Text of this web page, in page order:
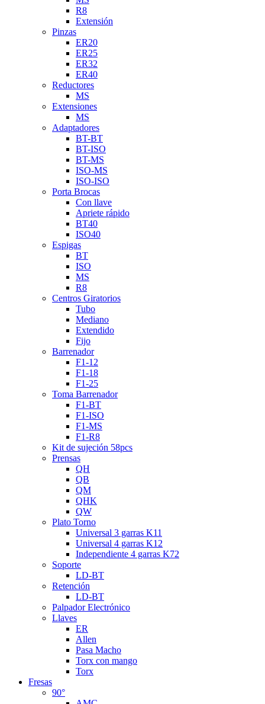
R8
Extensión
Pinzas
ER20
ER25
ER32
ER40
Reductores
MS
Extensiones
MS
Adaptadores
BT-BT
BT-ISO
BT-MS
ISO-MS
ISO-ISO
Porta Brocas
Con llave
Apriete rápido
BT40
ISO40
Espigas
BT
ISO
MS
R8
Centros Giratorios
Tubo
Mediano
Extendido
Fijo
Barrenador
F1-12
F1-18
F1-25
Toma Barrenador
F1-BT
F1-ISO
F1-MS
F1-R8
Kit de sujeción 58pcs
Prensas
QH
QB
QM
QHK
QW
Plato Torno
Universal 3 garras K11
Universal 4 garras K12
Independiente 4 garras K72
Soporte
LD-BT
Retención
LD-BT
Palpador Electrónico
Llaves
ER
Allen
Pasa Macho
Torx con mango
Torx
Fresas
90°